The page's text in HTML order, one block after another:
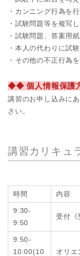
・カンニング行為を
・試験問題等を複写
・試験問題、答案用
・本人の代わりに試
・その他の不正行為
◆◆ 個人情報保護
講習のお申し込みに
さい。
講習カリキュ
時間 内容
9:30-
9:50
受付《
9:50-
10:00(10
オリエ